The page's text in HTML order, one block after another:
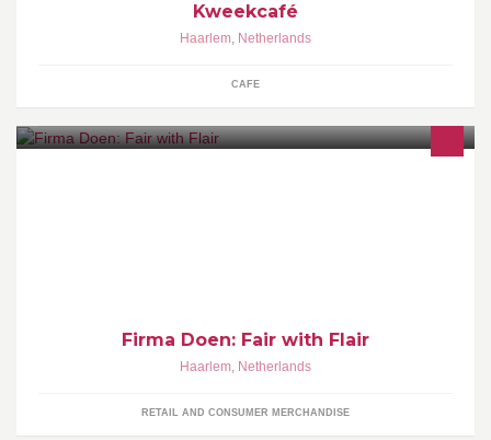
Kweekcafé
Haarlem, Netherlands
CAFE
Firma Doen: Fair with Flair
Haarlem, Netherlands
RETAIL AND CONSUMER MERCHANDISE